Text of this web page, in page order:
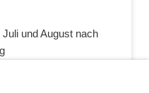
und August nach